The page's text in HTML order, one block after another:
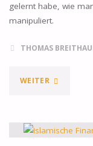
gelernt habe, wie
manipuliert.
THOMAS
WEITER"DEUTSCHE-
TRADER